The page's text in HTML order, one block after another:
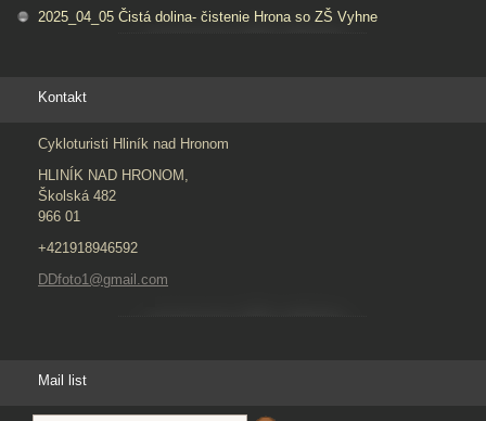
2025_04_05 Čistá dolina- čistenie Hrona so ZŠ Vyhne
Kontakt
Cykloturisti Hliník nad Hronom
HLINÍK NAD HRONOM,
Školská 482
966 01
+421918946592
DDfoto1@gmail.com
Mail list